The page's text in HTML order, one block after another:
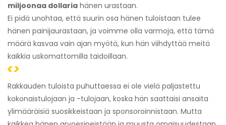
miljoonaa dollaria hänen urastaan.
Ei pidä unohtaa, että suurin osa hänen tuloistaan ​​tulee
hänen painijaurastaan, ja voimme olla varmoja, että tämä
määrä kasvaa vain ajan myötä, kun hän viihdyttää meitä
kaikkia uskomattomilla taidoillaan.
<>
Rakkauden tuloista puhuttaessa ei ole vielä paljastettu
kokonaistulojaan ja -tulojaan, koska hän saattaisi ansaita
ylimääräisiä suosikkeistaan ​​ja sponsoroinnistaan. Mutta